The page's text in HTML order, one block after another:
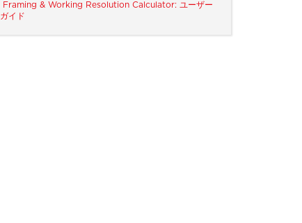
Framing & Working Resolution Calculator: ユーザー
ガイド